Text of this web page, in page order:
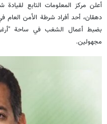
أعلن مركز المعلومات التابع
دهقان، أحد أفراد شرطة الأمن العام
بضبط أعمال الشغب في ساحة
مجهولين.